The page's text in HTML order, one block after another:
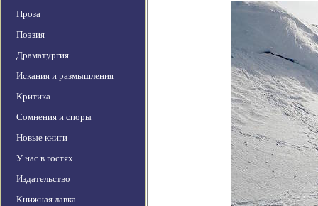
Проза
Поэзия
Драматургия
Искания и размышления
Критика
Сомнения и споры
Новые книги
У нас в гостях
Издательство
Книжная лавка